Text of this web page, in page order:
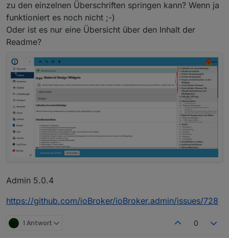
zu den einzelnen Überschriften springen kann? Wenn ja
funktioniert es noch nicht ;-)
Oder ist es nur eine Übersicht über den Inhalt der
Readme?
Admin 5.0.4
https://github.com/ioBroker/ioBroker.admin/issues/728
1 Antwort 0